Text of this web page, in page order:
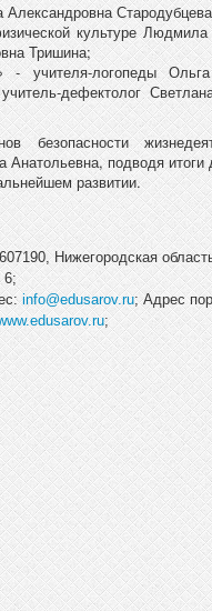
культуре
Тришина;
- учителя-логопеды
дефектолог
безопасности
подводя итоги
развитии.
Нижегородская
6;
info@edusarov.ru; Адрес
;